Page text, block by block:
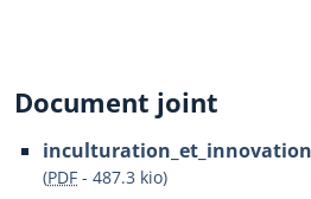
Document joint
(PDF - 487.3 kio)